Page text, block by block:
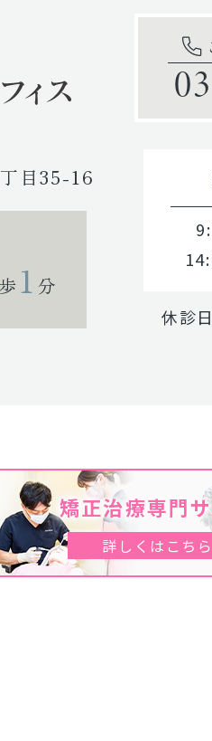
目35-16
1 分
休診
矯正治療専門
詳しくはこちら